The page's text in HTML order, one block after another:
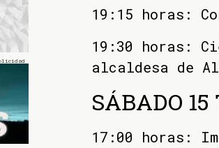
19:15 horas:
19:30 horas:
alcaldesa de
SÁBADO
17:00 horas: